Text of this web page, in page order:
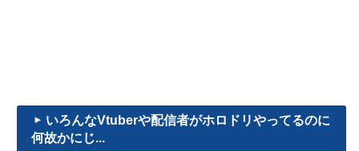
いろんなVtuberや配信者がホロドリやってるのに
何故かにじ...